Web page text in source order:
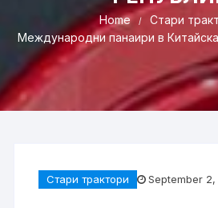
Home
Стари
Международни панаири в
Стари трактори September